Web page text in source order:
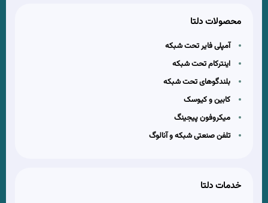
محصولات دلتا
آمپلی فایر تحت شبکه
اینترکام تحت شبکه
بلندگوهای تحت شبکه
کابین و کیوسک
میکروفون پیجینگ
تلفن صنعتی شبکه و آنالوگ
خدمات دلتا